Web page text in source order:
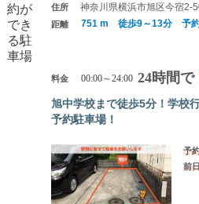
住所 神奈川県横浜市旭区今宿2-
距離 751 m 徒歩9～13分 予約
料金 00:00～24:00 24時間で
旭中学校まで徒歩5分！学校
予約駐車場！
予
前